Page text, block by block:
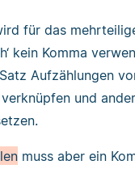
für das
kein Komma
Aufzählungen
und
muss aber ein